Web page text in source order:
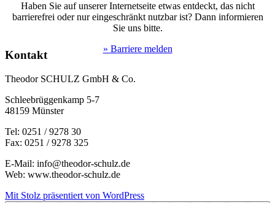
Haben Sie auf unserer Internetseite etwas entdeckt, das nicht
barrierefrei oder nur eingeschränkt nutzbar ist? Dann informieren
Sie uns bitte.
» Barriere melden
Kontakt
Theodor SCHULZ GmbH & Co.
Schleebrüggenkamp 5-7
48159 Münster
Tel: 0251 / 9278 30
Fax: 0251 / 9278 325
E-Mail: info@theodor-schulz.de
Web: www.theodor-schulz.de
Mit Stolz präsentiert von WordPress